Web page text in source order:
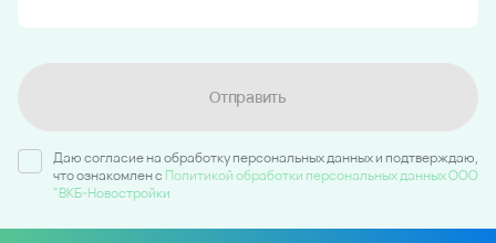
Отправить
Даю согласие на обработку персональных данных и подтверждаю,
что ознакомлен c Политикой обработки персональных данных ООО
"ВКБ-Новостройки